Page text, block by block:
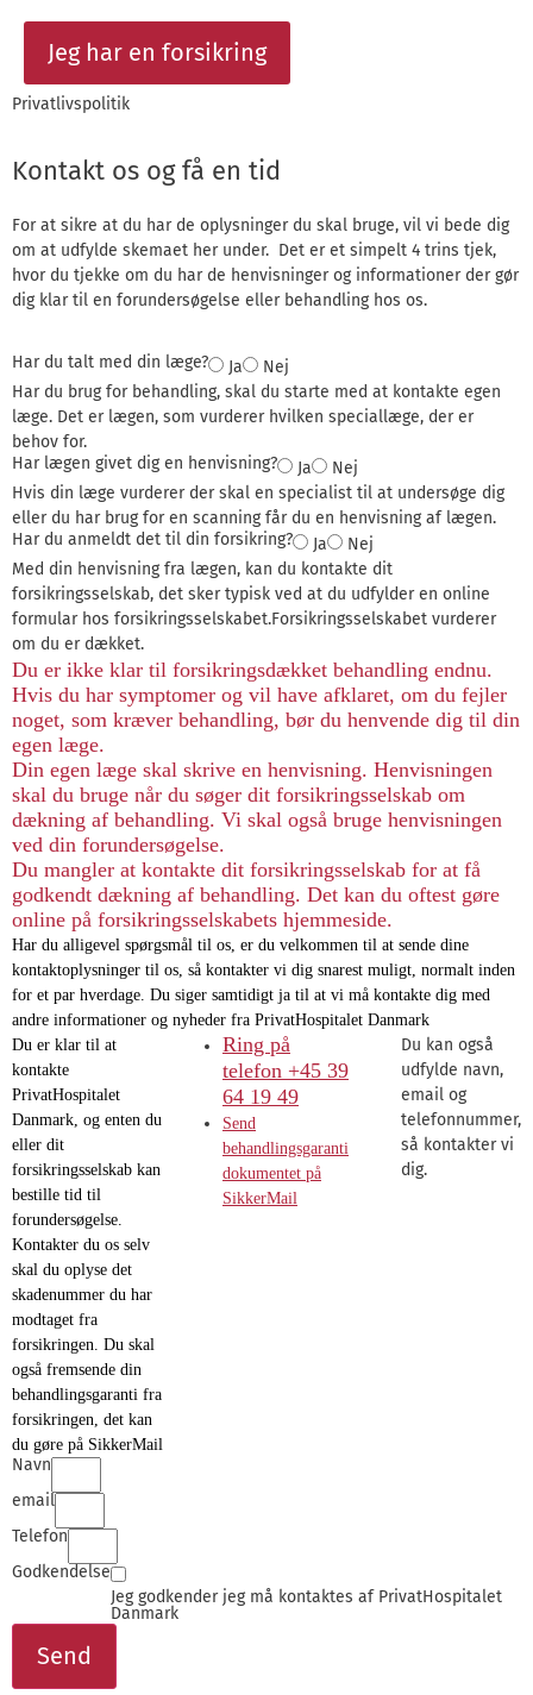
Jeg har en forsikring
Privatlivspolitik
Kontakt os og få en tid
For at sikre at du har de oplysninger du skal bruge, vil vi bede dig
om at udfylde skemaet her under. Det er et simpelt 4 trins tjek,
hvor du tjekke om du har de henvisninger og informationer der gør
dig klar til en forundersøgelse eller behandling hos os.
Har du talt med din læge? Ja
Nej
Har du brug for behandling, skal du starte med at kontakte egen
læge. Det er lægen, som vurderer hvilken speciallæge, der er
behov for.
Har lægen givet dig en henvisning?
Ja
Nej
Hvis din læge vurderer der skal en specialist til at undersøge dig
eller du har brug for en scanning får du en henvisning af lægen.
Har du anmeldt det til din forsikring?
Ja
Nej
Med din henvisning fra lægen, kan du kontakte dit
forsikringsselskab, det sker typisk ved at du udfylder en online
formular hos forsikringsselskabet.Forsikringsselskabet vurderer
om du er dækket.
Du er ikke klar til forsikringsdækket behandling endnu.
Hvis du har symptomer og vil have afklaret, om du fejler
noget, som kræver behandling, bør du henvende dig til din
egen læge.
Din egen læge skal skrive en henvisning. Henvisningen
skal du bruge når du søger dit forsikringsselskab om
dækning af behandling. Vi skal også bruge henvisningen
ved din forundersøgelse.
Du mangler at kontakte dit forsikringsselskab for at få
godkendt dækning af behandling. Det kan du oftest gøre
online på forsikringsselskabets hjemmeside.
Har du alligevel spørgsmål til os, er du velkommen til at sende dine
kontaktoplysninger til os, så kontakter vi dig snarest muligt, normalt inden
for et par hverdage. Du siger samtidigt ja til at vi må kontakte dig med
andre informationer og nyheder fra PrivatHospitalet Danmark
Du er klar til at
kontakte
PrivatHospitalet
Danmark, og enten du
eller dit
forsikringsselskab kan
bestille tid til
forundersøgelse.
Kontakter du os selv
skal du oplyse det
skadenummer du har
modtaget fra
forsikringen. Du skal
også fremsende din
behandlingsgaranti fra
forsikringen, det kan
du gøre på SikkerMail
Ring på
telefon +45 39
64 19 49
Send
behandlingsgaranti
dokumentet på
SikkerMail
Du kan også
udfylde navn,
email og
telefonnummer,
så kontakter vi
dig.
Navn
email
Telefon
Godkendelse
Jeg godkender jeg må kontaktes af PrivatHospitalet
Danmark
Send